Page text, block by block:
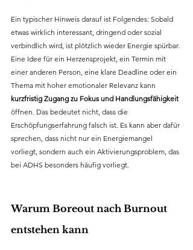
Ein typischer Hinweis darauf ist Folgendes: Sobald
etwas wirklich interessant, dringend oder sozial
verbindlich wird, ist plötzlich wieder Energie spürbar.
Eine Idee für ein Herzensprojekt, ein Termin mit
einer anderen Person, eine klare Deadline oder ein
Thema mit hoher emotionaler Relevanz kann
kurzfristig Zugang zu Fokus und Handlungsfähigkeit
öffnen. Das bedeutet nicht, dass die
Erschöpfungserfahrung falsch ist. Es kann aber dafür
sprechen, dass nicht nur ein Energiemangel
vorliegt, sondern auch ein Aktivierungsproblem, das
bei ADHS besonders häufig vorliegt.
Warum Boreout nach Burnout
entstehen kann